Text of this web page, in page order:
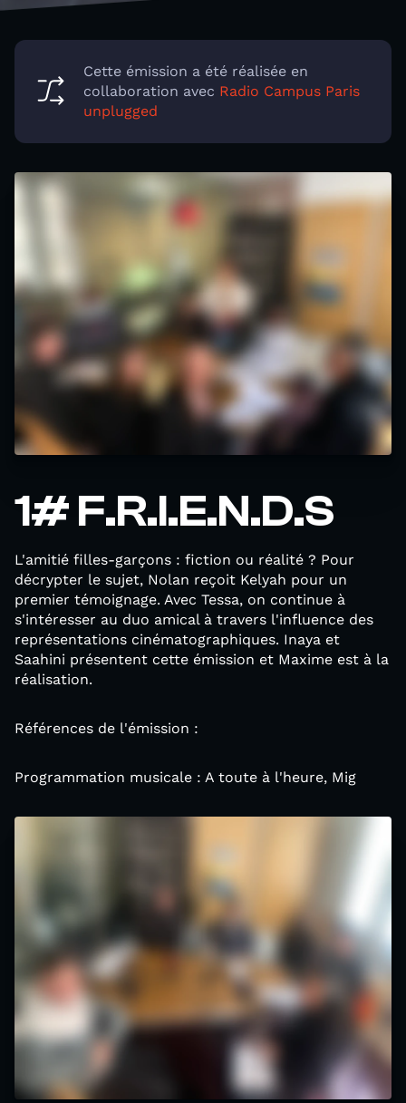
Cette émission a été réalisée en
collaboration avec Radio Campus Paris
unplugged
1# F.R.I.E.N.D.S
L'amitié filles-garçons : fiction ou réalité ? Pour
décrypter le sujet, Nolan reçoit Kelyah pour un
premier témoignage. Avec Tessa, on continue à
s'intéresser au duo amical à travers l'influence des
représentations cinématographiques. Inaya et
Saahini présentent cette émission et Maxime est à la
réalisation.
Références de l'émission :
Programmation musicale : A toute à l'heure, Mig